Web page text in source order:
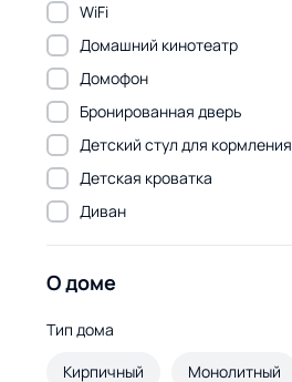
WiFi
Домашний кинотеатр
Домофон
Бронированная дверь
Детский стул для кормления
Детская кроватка
Диван
О доме
Тип дома
Кирпичный
Монолитный